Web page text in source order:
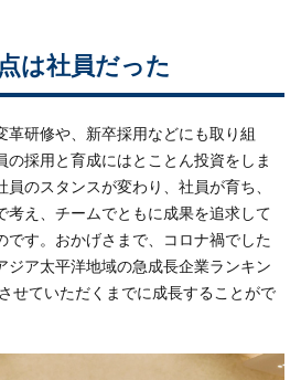
は社員だった
革研修や、新卒採用などにも取り組
採用と育成にはとことん投資をしま
のスタンスが変わり、社員が育ち、
考え、チームでともに成果を追求して
です。おかげさまで、コロナ禍でした
ジア太平洋地域の急成長企業ランキン
せていただくまでに成長することがで